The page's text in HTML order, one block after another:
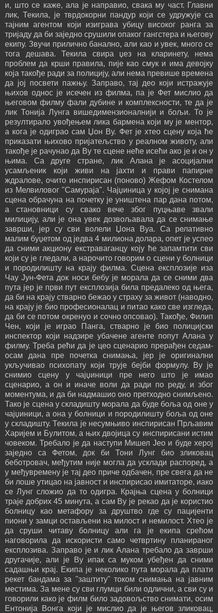
и, што се каже, ала је направио, свака му част. Главни
лик, Текила, је тврдокорни пандур који се удружује са
тајним агентом који изиграва убицу високог ранга за
тријаду да би заједно срушили опаког гангстера и његову
екипу. Звучи прилично банално, али као и увек, много се
тога дешава. Текила свира џез на кларинету, нема
проблем да крши правила, пије као смук и има девојку
која такође ради за полицију, али нема превише времена
да јој посвети пажњу. Заправо, тај део који истражује
њихов однос је исечен из филма, па је Фет мислио да
његовом филму фали дубине и комплексности, те да је
лик Тонија Лунга вишедимензионалнији и бољи. То је
резултирало увођењем лика бармена који му је ментор,
а кога је одиграо сам Џон Ву. Фет је хтео сцену која ће
приказати њихово пријатељство у реалном животу, али
такође је рачунао да Ву те сцене неће исећи ако је и он у
њима. Са друге стране, лик Алана је асоцијални
усамљеник који живи на јахти и прави папирне
ждралове, очито инспирисан (поново) Жефом Костелом
из Мелвиловог "Самураја". Чајџиница у којој је снимана
сцена обрачуна на почетку је уништена пар дана потом,
а становници су свако вече због пуцњаве звали
милицију, али је она увек дозвољавала да се снимање
заврши, јер су сви волели Џона Вуа. Са релативно
малим буџетом од једва 4 милиона долара, опет је успео
да сними акциону екстраваганцу коју ће запамтити сви
који су је гледали, а нарочито говорим о сцени у болници
и породилишту на крају филма. Сцена експлозије иза
Чау Јун-Фета док носи бебу је морала да се сними два
пута јер је први пут експлозија била предалеко од њега,
да би на крају стварно бежао у страху за живот (наводно,
на крају је био професионалац и питао како све изгледа,
да би се потом окренуо и сочно опсовао). Такође, Филип
Чен, који је играо Панга, стварно је био полицијски
инспектор који надзире убачене агенте попут Алана у
филму. Треба рећи да је цео сценарио прерађен седам-
осам дана пре почетка снимања, јер је оригинални
укључивао психопату који трује бејби формулу. Ву је
снимио сцену у чајџиници пре него што је имао
сценарио, а он и иначе воли да ради по реду, и због
моментума, и да би надмашио оно претходно снимљено.
Тако је сцена у складишту морала да буде боља од оне у
чајџиници, а она у болници и породилишту боља од оне
у складишту. Текила је несумњиво инспирисан Прљавим
Харијем и Булитом, а њих двојица су инспирисани истим
човеком. Требало је да наступи Мишел Јео и буде херој
заједно са Фетом, док би Тони Лунг био зликовац
беботровач, међутим није могла да усклади распоред, а
у међувремену је тај део приче одбачен, пре свега да не
би лоше утицао на јавност и инспирисао имитаторе, иако
се Лунг сложио да то одигра. Крајња сцена у болници
траје добрих 45 минута, а сам Ву је рекао да је користио
болницу као метафору за друштво где су пацијенти
пиони у замци остављени на милост и немилост. Хтео је
да сруши читаву болницу али га је екипа срећом
наговорила да искористи само четвртину планираног
експлозива. Заправо је и лик Алана требало да заврши
другачије, али је Ву ипак са муком убеђен да сними
садашњи крај. Екипа је неколико пута морала да плати
рекет бандама за "заштиту" током снимања на јавним
местима. За мене су сви глумци били одлични, а сви су и
говорили како је филм било задовољство снимати, осим
Ентонија Вонга који је мислио да је његов зликовац,